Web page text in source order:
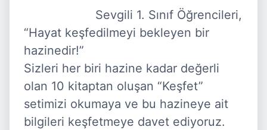
“Hayat keşfedilmeyi bekleyen bir
hazinedir!”
Sizleri her biri hazine kadar değerli
olan 10 kitaptan oluşan “Keşfet”
setimizi okumaya ve bu hazineye ait
bilgileri keşfetmeye davet ediyoruz.